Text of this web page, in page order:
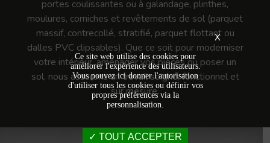
portes coulissantes ou à galandage, plinthes,
moulures, corniches et revêtements de sol (parquet
massif, contrecollé, stratifié, parquet flottant ou
dalles PVC clipsables). Que ce soit pour moderniser
votre intérieur, aménager vos pièces ou poser un
sol, nous assurons un travail soigné, fonctionnel et
sur mesure.
X
Ce site web utilise des cookies pour
améliorer l'expérience des utilisateurs.
Vous pouvez ici donner l'autorisation
d'utiliser tous les cookies ou définir vos
propres préférences via la
personnalisation.
TOUT ACCEPTER